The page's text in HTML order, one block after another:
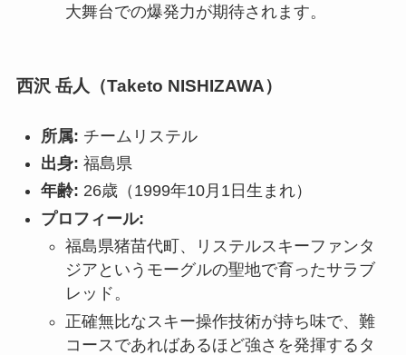
大舞台での爆発力が期待されます。
西沢 岳人（Taketo NISHIZAWA）
所属: チームリステル
出身: 福島県
年齢: 26歳（1999年10月1日生まれ）
プロフィール:
福島県猪苗代町、リステルスキーファンタ
ジアというモーグルの聖地で育ったサラブ
レッド。
正確無比なスキー操作技術が持ち味で、難
コースであればあるほど強さを発揮するタ